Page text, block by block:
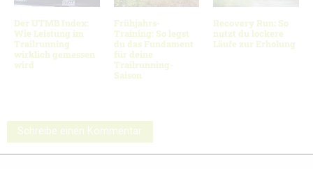
Der UTMB Index:
Wie Leistung im
Trailrunning
wirklich gemessen
wird
Frühjahrs-
Training: So legst
du das Fundament
für deine
Trailrunning-
Saison
Recovery Run: So
nutzt du lockere
Läufe zur Erholung
Schreibe einen Kommentar